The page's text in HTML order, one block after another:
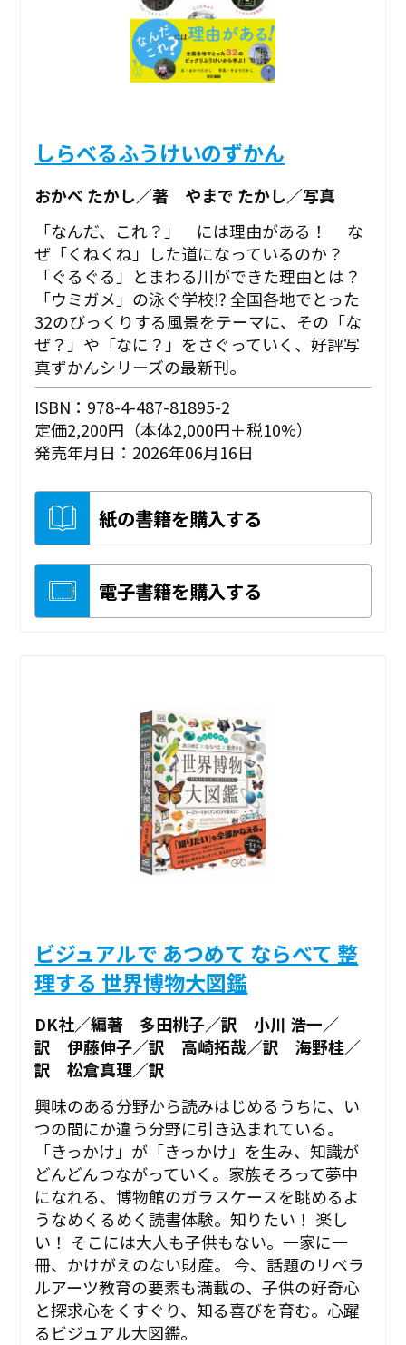
しらべるふうけいのずかん
おかべ たかし／著 やまで たかし／写真
「なんだ、これ？」 には理由がある！ な
ぜ「くねくね」した道になっているのか？
「ぐるぐる」とまわる川ができた理由とは？
「ウミガメ」の泳ぐ学校⁉ 全国各地でとった
32のびっくりする風景をテーマに、その「な
ぜ？」や「なに？」をさぐっていく、好評写
真ずかんシリーズの最新刊。
ISBN：978-4-487-81895-2
定価2,200円（本体2,000円＋税10%）
発売年月日：2026年06月16日
紙の書籍を購入する
電子書籍を購入する
ビジュアルで あつめて ならべて 整
理する 世界博物大図鑑
DK社／編著 多田桃子／訳 小川 浩一／
訳 伊藤伸子／訳 高崎拓哉／訳 海野桂／
訳 松倉真理／訳
興味のある分野から読みはじめるうちに、い
つの間にか違う分野に引き込まれている。
「きっかけ」が「きっかけ」を生み、知識が
どんどんつながっていく。家族そろって夢中
になれる、博物館のガラスケースを眺めるよ
うなめくるめく読書体験。知りたい！ 楽し
い！ そこには大人も子供もない。一家に一
冊、かけがえのない財産。 今、話題のリベラ
ルアーツ教育の要素も満載の、子供の好奇心
と探求心をくすぐり、知る喜びを育む。心躍
るビジュアル大図鑑。